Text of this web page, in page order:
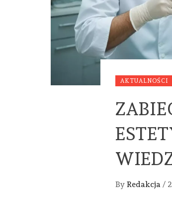
AKTUALNOŚCI
By Redakcja /